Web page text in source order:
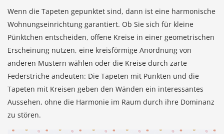
Wenn die Tapeten gepunktet sind, dann ist eine harmonische
Wohnungseinrichtung garantiert. Ob Sie sich für kleine
Pünktchen entscheiden, offene Kreise in einer geometrischen
Erscheinung nutzen, eine kreisförmige Anordnung von
anderen Mustern wählen oder die Kreise durch zarte
Federstriche andeuten: Die Tapeten mit Punkten und die
Tapeten mit Kreisen geben den Wänden ein interessantes
Aussehen, ohne die Harmonie im Raum durch ihre Dominanz
zu stören.